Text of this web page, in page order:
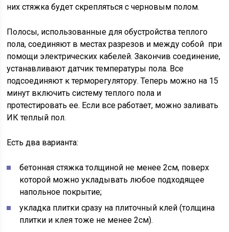
них стяжка будет скрепляться с черновым полом.
Полосы, использованные для обустройства теплого
пола, соединяют в местах разрезов и между собой при
помощи электрических кабелей. Закончив соединение,
устанавливают датчик температуры пола. Все
подсоединяют к терморегулятору. Теперь можно на 15
минут включить систему теплого пола и
протестировать ее. Если все работает, можно заливать
ИК теплый пол.
Есть два варианта:
бетонная стяжка толщиной не менее 2см, поверх
которой можно укладывать любое подходящее
напольное покрытие;
укладка плитки сразу на плиточный клей (толщина
плитки и клея тоже не менее 2см).